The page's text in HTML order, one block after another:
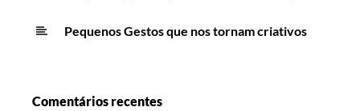
Pequenos Gestos que nos tornam criativos
Comentários recentes